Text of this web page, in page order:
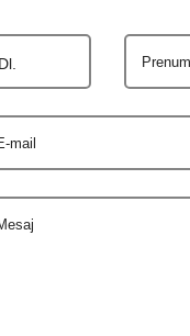
Dl.
mail